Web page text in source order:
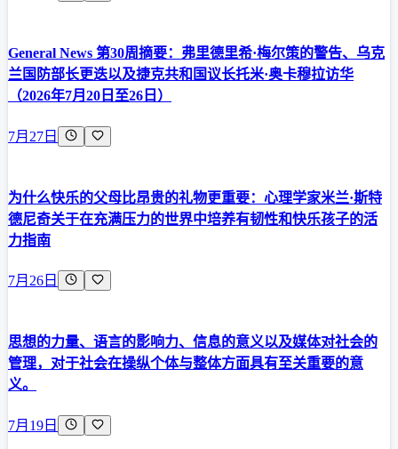
General News 第30周摘要：弗里德里希·梅尔策的警告、乌克
兰国防部长更迭以及捷克共和国议长托米·奥卡穆拉访华
（2026年7月20日至26日）
7月27日
为什么快乐的父母比昂贵的礼物更重要：心理学家米兰·斯特
德尼奇关于在充满压力的世界中培养有韧性和快乐孩子的活
力指南
7月26日
思想的力量、语言的影响力、信息的意义以及媒体对社会的
管理，对于社会在操纵个体与整体方面具有至关重要的意
义。
7月19日